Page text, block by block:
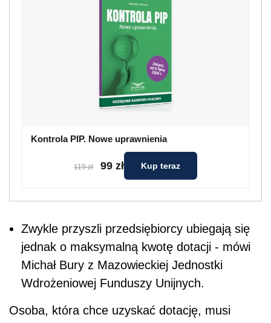
Kontrola PIP. Nowe uprawnienia
119 zł 99 zł Kup teraz
Zwykle przyszli przedsiębiorcy ubiegają się
jednak o maksymalną kwotę dotacji - mówi
Michał Bury z Mazowieckiej Jednostki
Wdrożeniowej Funduszy Unijnych.
Osoba, która chce uzyskać dotację, musi